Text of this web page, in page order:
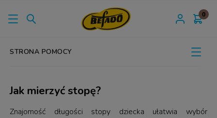
STRONA POMOCY
Jak mierzyć stopę?
Znajomość długości stopy dziecka ułatwia wybór